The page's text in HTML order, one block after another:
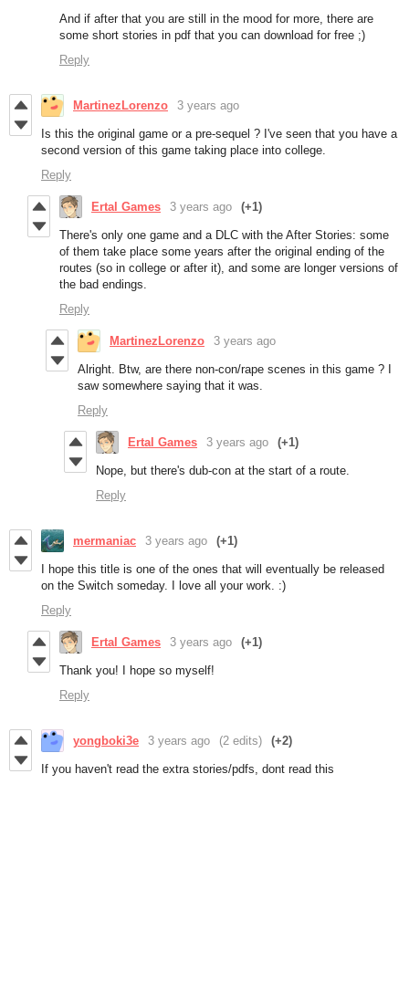
And if after that you are still in the mood for more, there are
some short stories in pdf that you can download for free ;)
Reply
MartinezLorenzo 3 years ago
Is this the original game or a pre-sequel ? I've seen that you have a
second version of this game taking place into college.
Reply
Ertal Games 3 years ago (+1)
There's only one game and a DLC with the After Stories: some
of them take place some years after the original ending of the
routes (so in college or after it), and some are longer versions of
the bad endings.
Reply
MartinezLorenzo 3 years ago
Alright. Btw, are there non-con/rape scenes in this game ? I
saw somewhere saying that it was.
Reply
Ertal Games 3 years ago (+1)
Nope, but there's dub-con at the start of a route.
Reply
mermaniac 3 years ago (+1)
I hope this title is one of the ones that will eventually be released
on the Switch someday. I love all your work. :)
Reply
Ertal Games 3 years ago (+1)
Thank you! I hope so myself!
Reply
yongboki3e 3 years ago (2 edits) (+2)
If you haven't read the extra stories/pdfs, dont read this